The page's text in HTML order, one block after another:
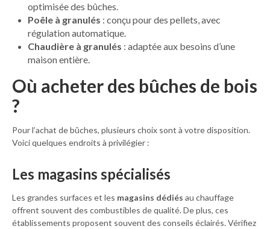
optimisée des bûches.
Poêle à granulés : conçu pour des pellets, avec
régulation automatique.
Chaudière à granulés : adaptée aux besoins d’une
maison entière.
Où acheter des bûches de bois
?
Pour l’achat de bûches, plusieurs choix sont à votre disposition.
Voici quelques endroits à privilégier :
Les magasins spécialisés
Les grandes surfaces et les magasins dédiés au chauffage
offrent souvent des combustibles de qualité. De plus, ces
établissements proposent souvent des conseils éclairés. Vérifiez